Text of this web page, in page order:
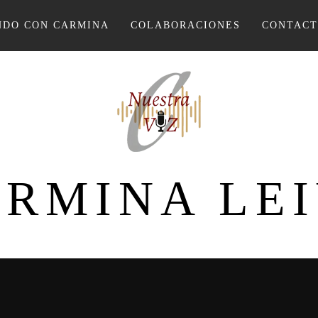
CON CARMINA COLABORACIONES